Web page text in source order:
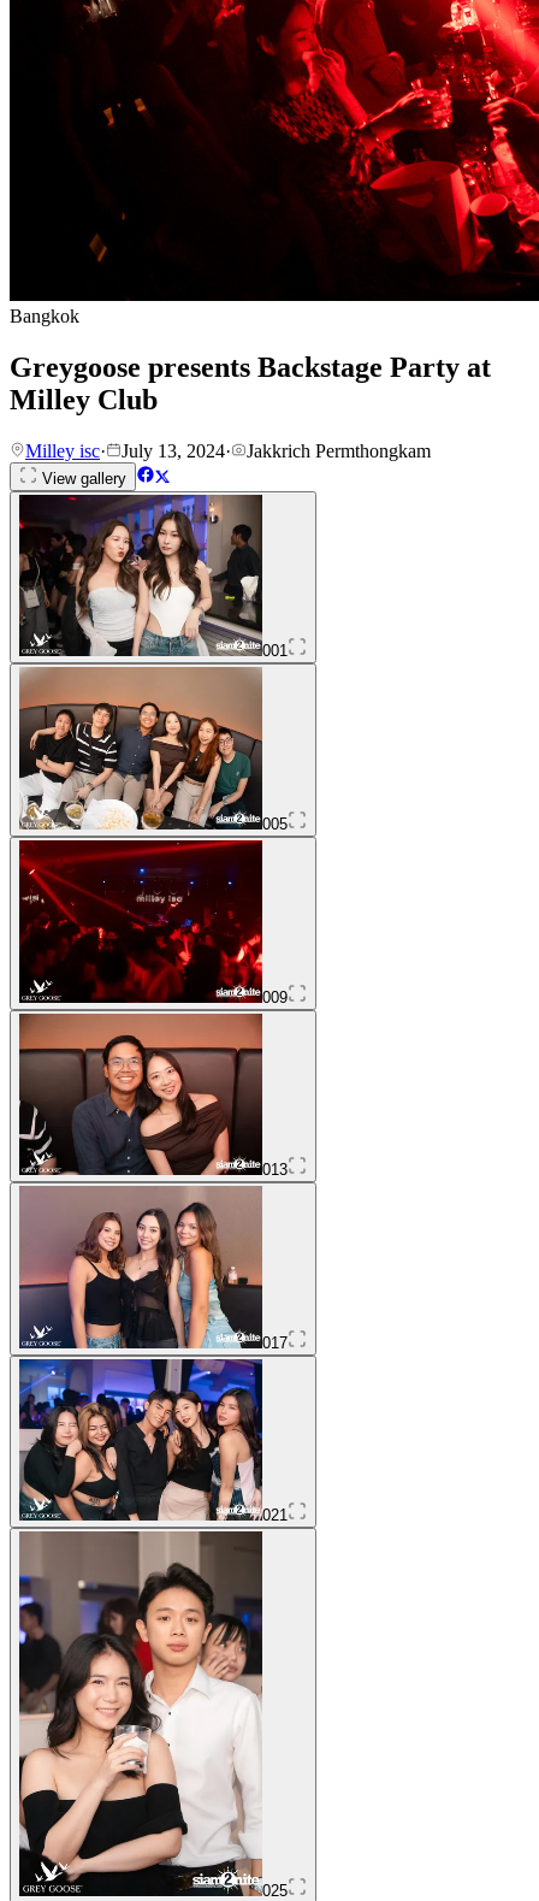
Bangkok
Greygoose presents Backstage Party at
Milley Club
Milley isc· July 13, 2024· Jakkrich Permthongkam
View gallery
001
005
009
013
017
021
025